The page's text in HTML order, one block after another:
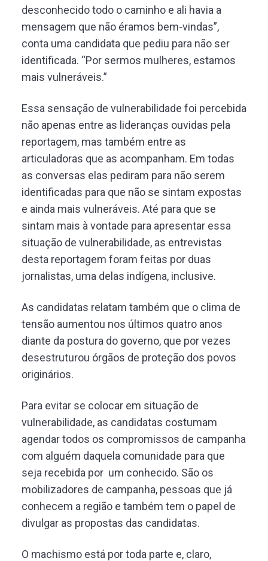
desconhecido todo o caminho e ali havia a
mensagem que não éramos bem-vindas”,
conta uma candidata que pediu para não ser
identificada. “Por sermos mulheres, estamos
mais vulneráveis.”
Essa sensação de vulnerabilidade foi percebida
não apenas entre as lideranças ouvidas pela
reportagem, mas também entre as
articuladoras que as acompanham. Em todas
as conversas elas pediram para não serem
identificadas para que não se sintam expostas
e ainda mais vulneráveis. Até para que se
sintam mais à vontade para apresentar essa
situação de vulnerabilidade, as entrevistas
desta reportagem foram feitas por duas
jornalistas, uma delas indígena, inclusive.
As candidatas relatam também que o clima de
tensão aumentou nos últimos quatro anos
diante da postura do governo, que por vezes
desestruturou órgãos de proteção dos povos
originários.
Para evitar se colocar em situação de
vulnerabilidade, as candidatas costumam
agendar todos os compromissos de campanha
com alguém daquela comunidade para que
seja recebida por um conhecido. São os
mobilizadores de campanha, pessoas que já
conhecem a região e também tem o papel de
divulgar as propostas das candidatas.
O machismo está por toda parte e, claro,